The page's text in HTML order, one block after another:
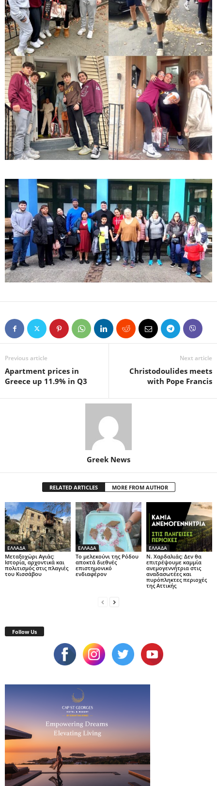
Previous article
Apartment prices in
Greece up 11.9% in Q3
Next article
Christodoulides meets
with Pope Francis
Greek News
RELATED ARTICLES MORE FROM AUTHOR
ΕΛΛΑΔΑ
Μεταξοχώρι Αγιάς:
Ιστορία, αρχοντικά και
πολιτισμός στις πλαγιές
του Κισσάβου
ΕΛΛΑΔΑ
Το μελεκούνι της Ρόδου
αποκτά διεθνές
επιστημονικό
ενδιαφέρον
ΕΛΛΑΔΑ
Ν. Χαρδαλιάς: Δεν θα
επιτρέψουμε καμμία
ανεμογεννήτρια στις
αναδασωτέες και
πυρόπληκτες περιοχές
της Αττικής
Follow Us